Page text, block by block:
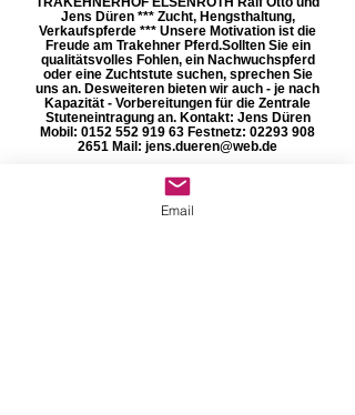
Jens Düren *** Zucht, Hengsthaltung,
Verkaufspferde *** Unsere Motivation ist die
Freude am Trakehner Pferd. ​Sollten Sie ein
qualitätsvolles Fohlen, ein Nachwuchspferd
oder eine Zuchtstute suchen, sprechen Sie
uns an. Desweiteren bieten wir auch - je nach
Kapazität - Vorbereitungen für die Zentrale
Stuteneintragung an. Kontakt: Jens Düren
Mobil: 0152 552 919 63 Festnetz: 02293 908
2651 Mail: jens.dueren@web.de
Email